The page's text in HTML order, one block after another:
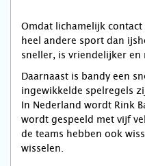
Omdat lichamelijk
heel andere sport dan
sneller, is vriendelijker en
Daarnaast is bandy een
ingewikkelde spelregels
In Nederland wordt Rink
wordt gespeeld met vijf
de teams hebben ook
wisselen.